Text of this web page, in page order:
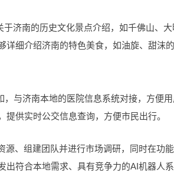
济南的历史文化景点介绍，如千佛山、大
细介绍济南的特色美食，如油旋、甜沫
与济南本地的医院信息系统对接，方便用
供实时公交信息查询，方便市民出行。
、组建团队并进行市场调研，同时在功
出符合本地需求、具有竞争力的AI机器人系